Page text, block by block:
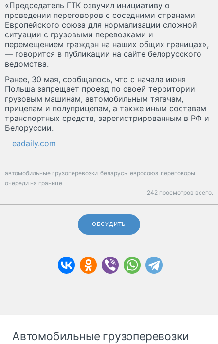
«Председатель ГТК озвучил инициативу о
проведении переговоров с соседними странами
Европейского союза для нормализации сложной
ситуации с грузовыми перевозками и
перемещением граждан на наших общих границах»,
— говорится в публикации на сайте белорусского
ведомства.
Ранее, 30 мая, сообщалось, что с начала июня
Польша запрещает проезд по своей территории
грузовым машинам, автомобильным тягачам,
прицепам и полуприцепам, а также иным составам
транспортных средств, зарегистрированным в РФ и
Белоруссии.
eadaily.com
автомобильные грузоперевозки беларусь евросоюз переговоры
очереди на границе
242 просмотров всего.
ОБСУДИТЬ
Автомобильные грузоперевозки